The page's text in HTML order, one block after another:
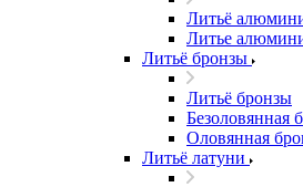
Литьё
Литье
Литьё бронзы
Литьё бронзы
Безоловянная
Оловянная
Литьё латуни